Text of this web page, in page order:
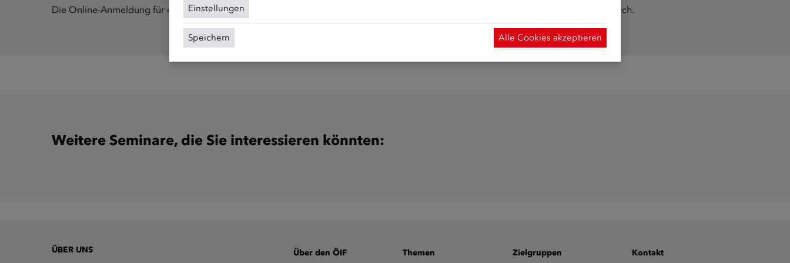
Die Online-Anmeldung für einen Kurs muss mindestens einen Tag vor Kursbeginn erfolgen. Die Anmeldung ist leider nicht mehr möglich.
Weitere Seminare, die Sie interessieren könnten:
ÜBER UNS Über den ÖIF Themen Zielgruppen Kontakt
Einstellungen
Speichern Alle Cookies akzeptieren